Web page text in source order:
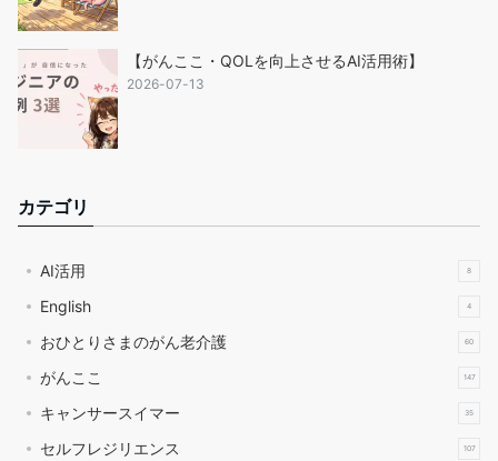
【がんここ・QOLを向上させるAI活用術】
2026-07-13
カテゴリ
AI活用 8
English 4
おひとりさまのがん老介護 60
がんここ 147
キャンサースイマー 35
セルフレジリエンス 107